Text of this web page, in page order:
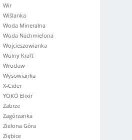
Wir
Wiślanka
Woda Mineralna
Woda Nachmielona
Wojcieszowianka
Wolny Kraft
Wrocław
Wysowianka
X-Cider
YOKO Elixir
Zabrze
Zagórzanka
Zielona Góra
Ziębice